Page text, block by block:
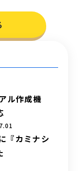
ル作成機
『カミナシ